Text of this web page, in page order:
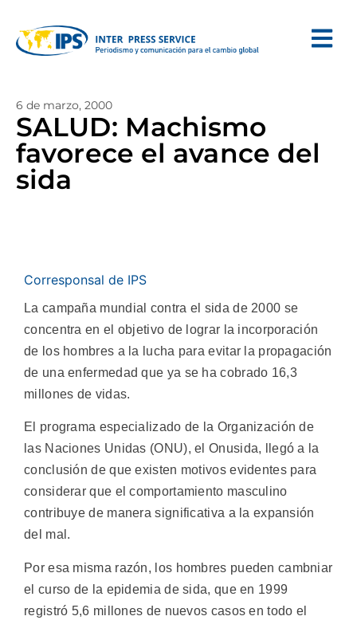
6 de marzo, 2000
SALUD: Machismo
favorece el avance del
sida
Corresponsal de IPS
La campaña mundial contra el sida de 2000 se
concentra en el objetivo de lograr la incorporación
de los hombres a la lucha para evitar la propagación
de una enfermedad que ya se ha cobrado 16,3
millones de vidas.
El programa especializado de la Organización de
las Naciones Unidas (ONU), el Onusida, llegó a la
conclusión de que existen motivos evidentes para
considerar que el comportamiento masculino
contribuye de manera significativa a la expansión
del mal.
Por esa misma razón, los hombres pueden cambniar
el curso de la epidemia de sida, que en 1999
registró 5,6 millones de nuevos casos en todo el